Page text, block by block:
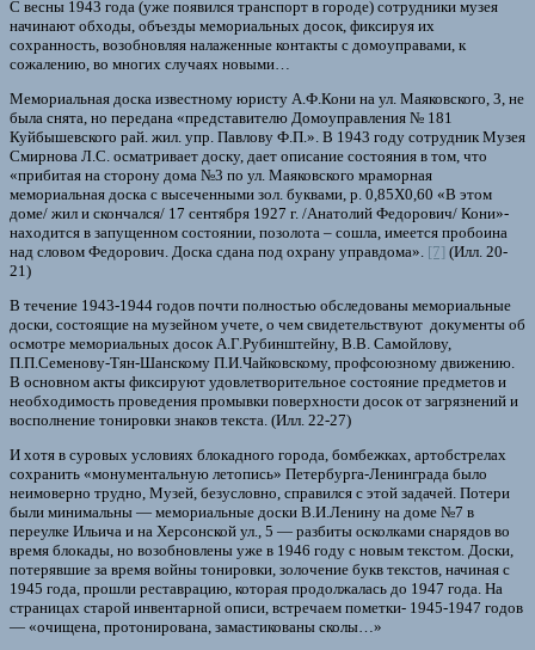
С весны 1943 года (уже появился транспорт в городе) сотрудники музея
начинают обходы, объезды мемориальных досок, фиксируя их
сохранность, возобновляя налаженные контакты с домоуправами, к
сожалению, во многих случаях новыми…
Мемориальная доска известному юристу А.Ф.Кони на ул. Маяковского, 3, не
была снята, но передана «представителю Домоуправления № 181
Куйбышевского рай. жил. упр. Павлову Ф.П.». В 1943 году сотрудник Музея
Смирнова Л.С. осматривает доску, дает описание состояния в том, что
«прибитая на сторону дома №3 по ул. Маяковского мраморная
мемориальная доска с высеченными зол. буквами, р. 0,85Х0,60 «В этом
доме/ жил и скончался/ 17 сентября 1927 г. /Анатолий Федорович/ Кони»-
находится в запущенном состоянии, позолота – сошла, имеется пробоина
над словом Федорович. Доска сдана под охрану управдома». [7] (Илл. 20-
21)
В течение 1943-1944 годов почти полностью обследованы мемориальные
доски, состоящие на музейном учете, о чем свидетельствуют документы об
осмотре мемориальных досок А.Г.Рубинштейну, В.В. Самойлову,
П.П.Семенову-Тян-Шанскому П.И.Чайковскому, профсоюзному движению.
В основном акты фиксируют удовлетворительное состояние предметов и
необходимость проведения промывки поверхности досок от загрязнений и
восполнение тонировки знаков текста. (Илл. 22-27)
И хотя в суровых условиях блокадного города, бомбежках, артобстрелах
сохранить «монументальную летопись» Петербурга-Ленинграда было
неимоверно трудно, Музей, безусловно, справился с этой задачей. Потери
были минимальны — мемориальные доски В.И.Ленину на доме №7 в
переулке Ильича и на Херсонской ул., 5 — разбиты осколками снарядов во
время блокады, но возобновлены уже в 1946 году с новым текстом. Доски,
потерявшие за время войны тонировки, золочение букв текстов, начиная с
1945 года, прошли реставрацию, которая продолжалась до 1947 года. На
страницах старой инвентарной описи, встречаем пометки- 1945-1947 годов
— «очищена, протонирована, замастикованы сколы…»